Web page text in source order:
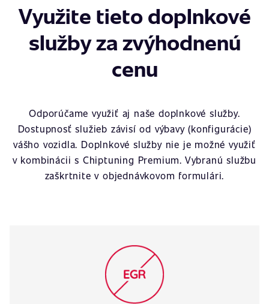
Využite tieto doplnkové
služby za zvýhodnenú
cenu
Odporúčame využiť aj naše doplnkové služby.
Dostupnosť služieb závisí od výbavy (konfigurácie)
vášho vozidla. Doplnkové služby nie je možné využiť
v kombinácii s Chiptuning Premium. Vybranú službu
zaškrtnite v objednávkovom formulári.